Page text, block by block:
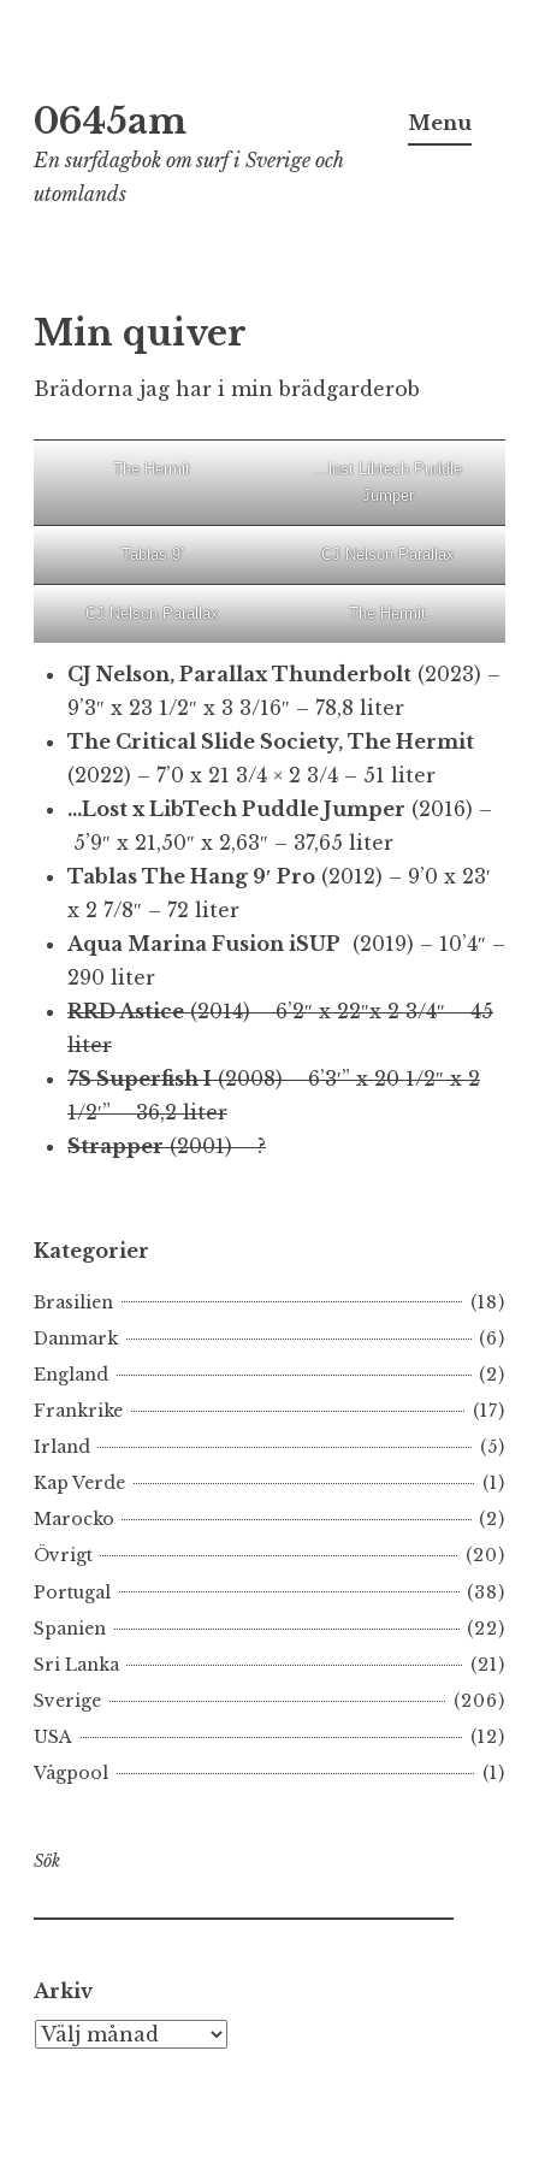
to
content
0645am
En surfdagbok om surf i Sverige och
utomlands
Menu
Min quiver
Brädorna jag har i min brädgarderob
The Hermit
…lost Libtech Puddle
Jumper
Tablas 9′ CJ Nelson Parallax
CJ Nelson Parallax The Hermit
CJ Nelson, Parallax Thunderbolt (2023) –
9’3″ x 23 1/2″ x 3 3/16″ – 78,8 liter
The Critical Slide Society, The Hermit
(2022) – 7’0 x 21 3/4 × 2 3/4 – 51 liter
…Lost x LibTech Puddle Jumper (2016) –
5’9″ x 21,50″ x 2,63″ – 37,65 liter
Tablas The Hang 9′ Pro (2012) – 9’0 x 23′
x 2 7/8″ – 72 liter
Aqua Marina Fusion iSUP (2019) – 10’4″ –
290 liter
RRD Astice(2014) – 6’2″ x 22″x 2 3/4″ – 45
liter
7S Superfish I(2008) – 6’3′” x 20 1/2″ x 2
1/2′” – 36,2 liter
Strapper(2001) – ?
Kategorier
Brasilien
(18)
Danmark
(6)
England
(2)
Frankrike
(17)
Irland
(5)
Kap Verde
(1)
Marocko
(2)
Övrigt
(20)
Portugal
(38)
Spanien
(22)
Sri Lanka
(21)
Sverige
(206)
USA
(12)
Vågpool
(1)
Sök
Arkiv
Arkiv